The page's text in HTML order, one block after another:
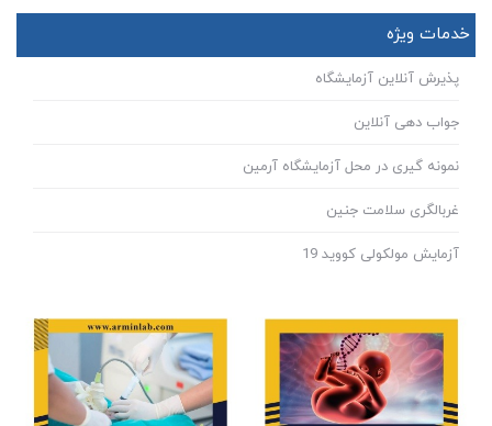
خدمات ویژه
پذیرش آنلاین آزمایشگاه
جواب دهی آنلاین
نمونه گیری در محل آزمایشگاه آرمین
غربالگری سلامت جنین
آزمایش مولکولی کووید 19